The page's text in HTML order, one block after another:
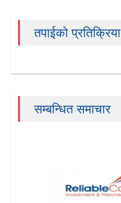
तपाईको प्रतिक्रिया
सम्बन्धित समाचार